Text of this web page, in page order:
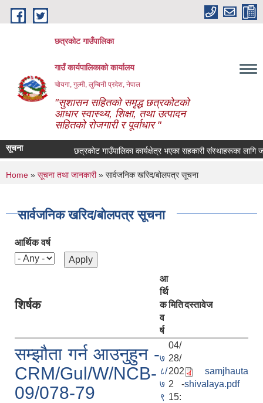
Skip to main content
छत्रकोट गाउँपालिका
गाउँ कार्यपालिकाको कार्यालय
चोयगा, गुल्मी, लुम्बिनी प्रदेश, नेपाल
"सुशासन सहितको समृद्ध छत्रकोटको
आधार स्वास्थ्य, शिक्षा, तथा उत्पादन
सहितको रोजगारी र पूर्वाधार "
सूचना छत्रकोट गाउँपालिका कार्यक्षेत्र भएका सहकारी संस्थाहरूका लागि
You are here
Home » सूचना तथा जानकारी» सार्वजनिक खरिद/बोलपत्र सूचना
सार्वजनिक खरिद/बोलपत्र सूचना
आर्थिक वर्ष
शिर्षक
आ
र्थि
क
व
र्ष
मितिदस्तावेज
सम्झौता गर्न आउनुहुन -
CRM/Gul/W/NCB-
09/078-79
७
८/
७
९
04/
28/
202
2 -
15:
samjhauta
shivalaya.pdf